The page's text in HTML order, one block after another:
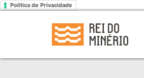
Política de Privacidade